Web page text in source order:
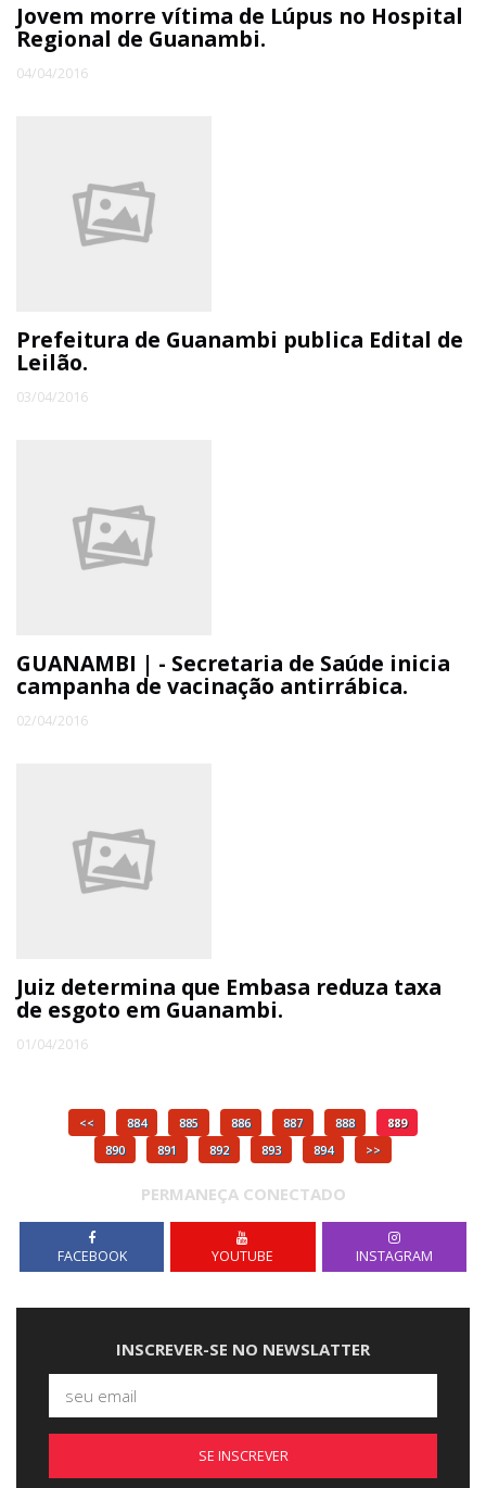
Jovem morre vítima de Lúpus no Hospital
Regional de Guanambi.
04/04/2016
Prefeitura de Guanambi publica Edital de
Leilão.
03/04/2016
GUANAMBI | - Secretaria de Saúde inicia
campanha de vacinação antirrábica.
02/04/2016
Juiz determina que Embasa reduza taxa
de esgoto em Guanambi.
01/04/2016
<< 884 885 886 887 888
889
890
891 892 893 894 >>
PERMANEÇA CONECTADO
FACEBOOK YOUTUBE INSTAGRAM
INSCREVER-SE NO NEWSLATTER
SE INSCREVER